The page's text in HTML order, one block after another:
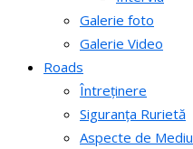
Galerie foto
Galerie Video
Roads
Întreținere
Siguranța Rurietă
Aspecte de Mediu